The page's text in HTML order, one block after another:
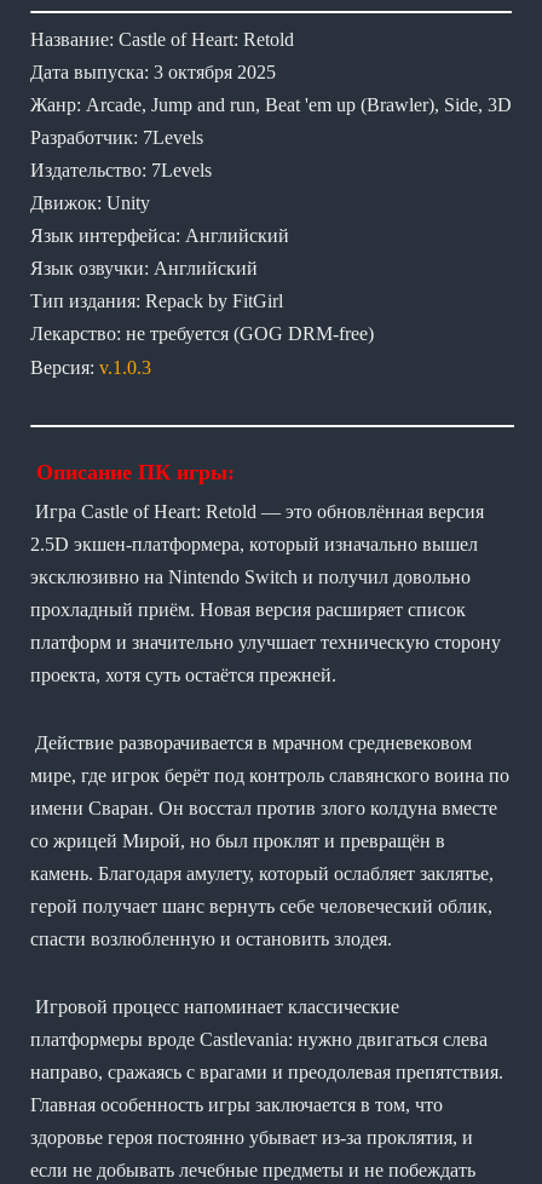
Название: Castle of Heart: Retold
Дата выпуска: 3 октября 2025
Жанр: Arcade, Jump and run, Beat 'em up (Brawler), Side, 3D
Разработчик: 7Levels
Издательство: 7Levels
Движок: Unity
Язык интерфейса: Английский
Язык озвучки: Английский
Тип издания: Repack by FitGirl
Лекарство: не требуется (GOG DRM-free)
Версия: v.1.0.3
Описание ПК игры:
Игра Castle of Heart: Retold — это обновлённая версия
2.5D экшен-платформера, который изначально вышел
эксклюзивно на Nintendo Switch и получил довольно
прохладный приём. Новая версия расширяет список
платформ и значительно улучшает техническую сторону
проекта, хотя суть остаётся прежней.
Действие разворачивается в мрачном средневековом
мире, где игрок берёт под контроль славянского воина по
имени Сваран. Он восстал против злого колдуна вместе
со жрицей Мирой, но был проклят и превращён в
камень. Благодаря амулету, который ослабляет заклятье,
герой получает шанс вернуть себе человеческий облик,
спасти возлюбленную и остановить злодея.
Игровой процесс напоминает классические
платформеры вроде Castlevania: нужно двигаться слева
направо, сражаясь с врагами и преодолевая препятствия.
Главная особенность игры заключается в том, что
здоровье героя постоянно убывает из-за проклятия, и
если не добывать лечебные предметы и не побеждать